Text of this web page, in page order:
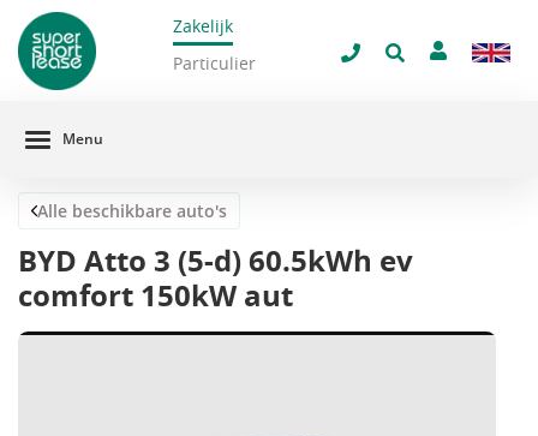
Zakelijk
Particulier
Menu
Alle beschikbare auto's
BYD Atto 3 (5-d) 60.5kWh ev
comfort 150kW aut
Sluit